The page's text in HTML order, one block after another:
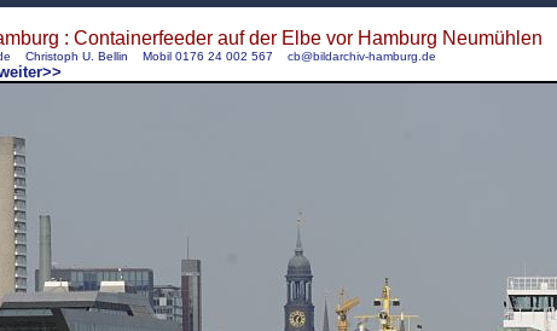
: Containerfeeder auf der Elbe vor Hamburg Neumühlen
Christoph U. Bellin Mobil 0176 24 002 567 cb@bildarchiv-hamburg.de